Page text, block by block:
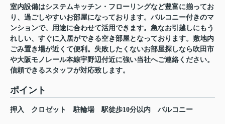
室内設備はシステムキッチン・フローリングなど豊富に揃ってお
り、過ごしやすいお部屋になっております。バルコニー付きのマ
ンションで、用途に合わせて活用できます。急なお引越しにもう
れしい、すぐに入居ができる空き部屋となっております。敷地内
ごみ置き場が近くて便利。失敗したくないお部屋探しなら吹田市
や大阪モノレール本線宇野辺付近に強い当社へご連絡ください。
信頼できるスタッフが対応致します。
ポイント
押入 クロゼット 駐輪場 駅徒歩10分以内 バルコニー